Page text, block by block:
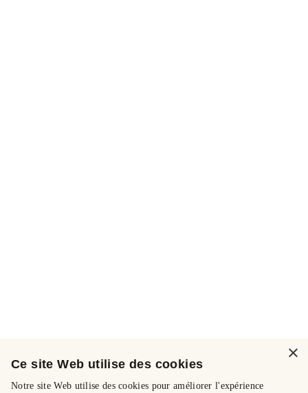
×
Ce site Web utilise des cookies
Notre site Web utilise des cookies pour améliorer l'expérience